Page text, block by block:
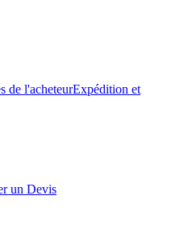
de l'acheteurExpédition et
un Devis